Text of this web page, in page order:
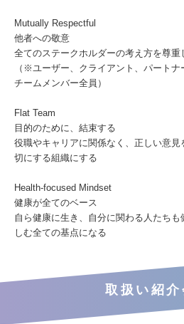
Mutually Respectful
他者への敬意
全てのステークホルダーの考え方を尊重
（※ユーザー、クライアント、パート
チームメンバー全員）
Flat Team
目的のために、結束する
役職やキャリアに関係なく、正しい意
切にする組織にする
Health-focused Mindset
健康が全てのベース
自ら健康に生き、自分に関わる人たち
しむ全ての基点になる
取扱い紹介